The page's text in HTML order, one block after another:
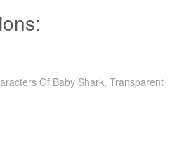
Of Baby Shark, Transparent